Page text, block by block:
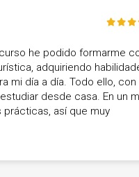
he podido formarme
adquiriendo
mi día a día. Todo ello, con
desde casa. En un
prácticas, así que muy